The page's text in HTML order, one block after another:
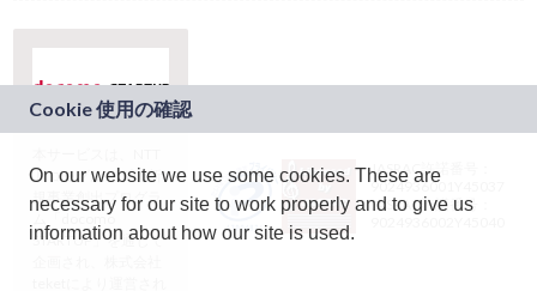
ドコモグループの新
規事業創出プログラ
ム「docomo
STARTUP」を通じて
JASRAC許諾番号：
9024936001Y45037
JASRAC許諾番号：
On our website we use some cookies. These are
necessary for our site to work properly and to give us
information about how our site is used.